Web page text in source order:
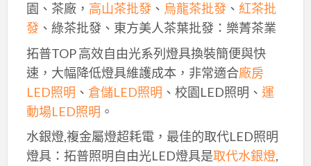
園、茶廠， 高山茶批發、 烏龍茶批發、 紅茶批
發、綠茶批發、東方美人茶葉批發：樂菁茶業
拓普TOP 高效自由光系列燈具換裝簡便與快
速，大幅降低燈具維護成本，非常適合廠房
LED照明 、 倉儲LED照明 、校園LED照明、 運
動場LED照明 。
水銀燈,複金屬燈超耗電，最佳的取代LED照明
燈具：拓普照明自由光LED燈具是取代水銀燈,